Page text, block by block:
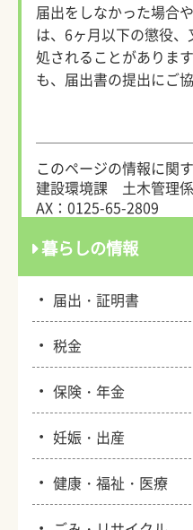
届出をしなかった場合
は、6ヶ月以下の懲役
処されることがありま
も、届出書の提出にご
このページの情報に関
建設環境課 土木管理係
AX：0125-65-2809
暮らしの情報
・ 届出・証明書
・税金
・保険・年金
・妊娠・出産
・健康・福祉・医療